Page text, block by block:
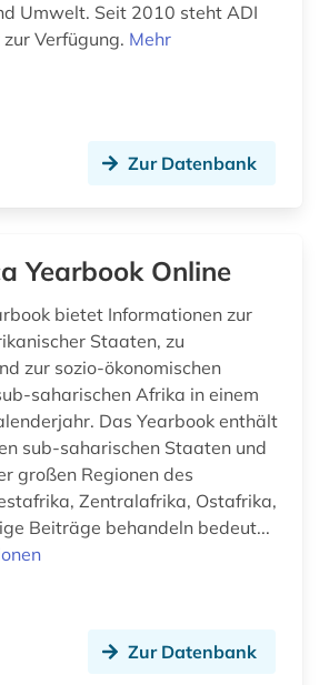
elektronische zeitung (1)
empirische sozialforschung (7)
energieforschung (1)
engineering &amp; technology (1)
entwicklung (6)
entwicklungsforschung (4)
Umwelt. Seit 2010 steht ADI
Verfügung. Mehr
Zur Datenbank
Yearbook Online
Staaten, zu
zur sozio-ökonomischen
Afrika in einem
Das Yearbook enthält
sub-saharischen Staaten und
großen Regionen des
Zentralafrika, Ostafrika,
Beiträge behandeln bedeut...
Zur Datenbank